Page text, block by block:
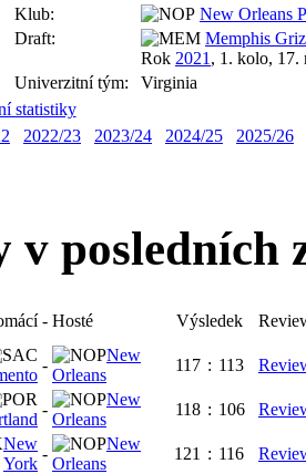
Klub:
New Orleans
Draft:
Memphis
Rok 2021 , 1. kolo, 17.
Univerzitní tým:
Virginia
statistiky
2022/23 2023/24 2024/25 2025/26
v posledních
- Hosté Výsledek
-
New
Orleans
117 : 113
-
New
Orleans
118 : 106
New
York
-
New
Orleans
121 : 116